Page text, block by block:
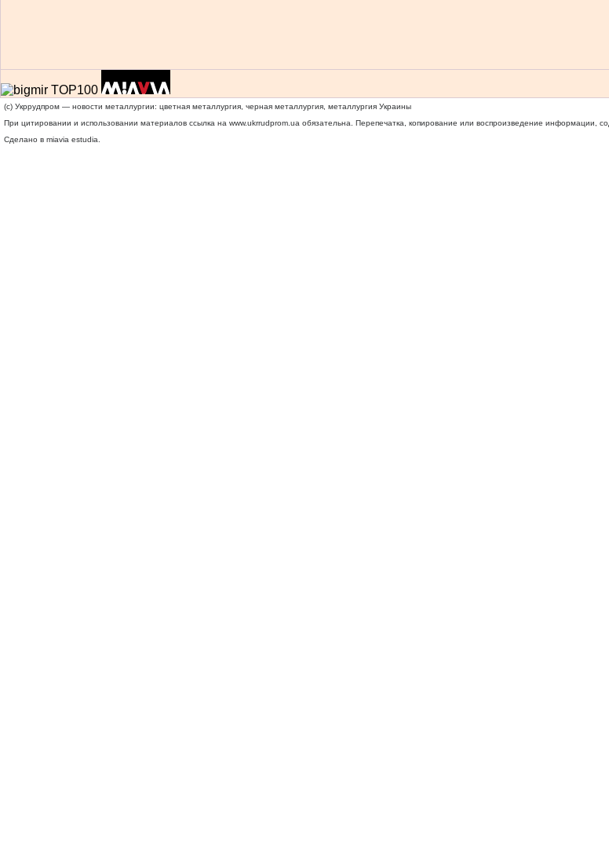
(c) Укррудпром — новости металлургии: цветная металлургия, черная металлургия, металлургия Украины
При цитировании и использовании материалов ссылка на www.ukrrudprom.ua обязательна. Перепечатка, копирование или воспроизведение информации,
Сделано в miavia estudia.